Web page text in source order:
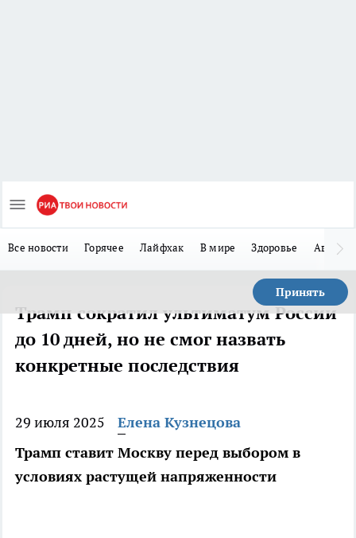
Все новости Горячее Лайфхак В мире Здоровье Авто
Принять
Трамп сократил ультиматум России
до 10 дней, но не смог назвать
конкретные последствия
29 июля 2025
Елена Кузнецова
Трамп ставит Москву перед выбором в
условиях растущей напряженности